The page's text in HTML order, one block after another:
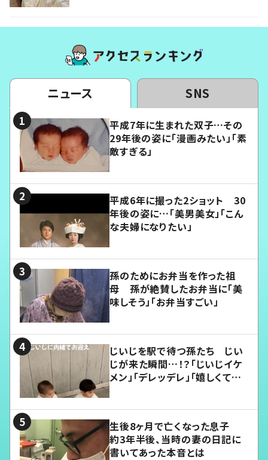
ニュース SNS
平成7年に生まれた双子…その
29年後の姿に「漫画みたい」「素
敵すぎる」
平成6年に撮った2ショット 30
年後の姿に…「美男美女」「こん
な夫婦になりたい」
孫のためにお弁当を作った祖
母 孫が絶賛したお弁当に「美
味しそう」「お弁当すごい」
じいじを駅で待つ孫たち じい
じが来た瞬間…！？「じいじイケ
メン」「デレッデレ」「嬉しくて可
生後8ヶ月で亡くなった息子
約3年半後、当時の妻の日記に
書いてあった本音とは